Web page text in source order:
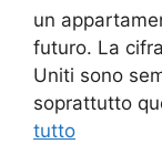
un
futuro. La
Uniti sono
soprattutto
tutto